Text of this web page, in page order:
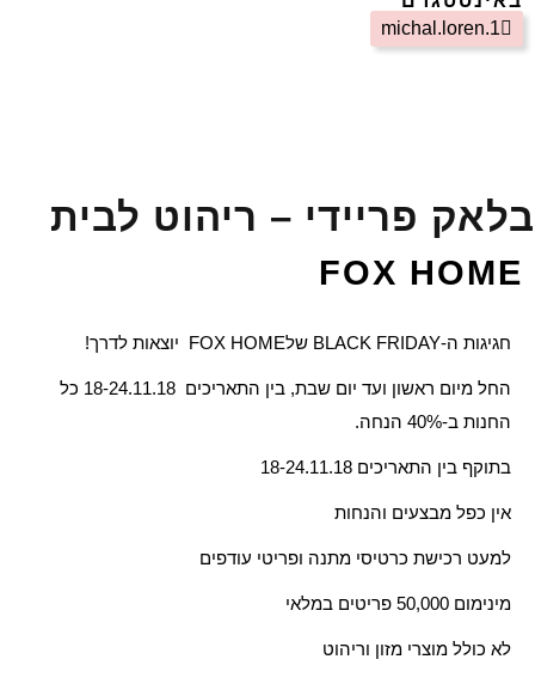
michal.loren.1
בלאק פריידי – ריהוט לבית
FOX HOME
חגיגות ה-BLACK FRIDAY שלFOX HOME יוצאות לדרך!
החל מיום ראשון ועד יום שבת, בין התאריכים 18-24.11.18 כל
החנות ב-40% הנחה.
בתוקף בין התאריכים 18-24.11.18
אין כפל מבצעים והנחות
למעט רכישת כרטיסי מתנה ופריטי עודפים
מינימום 50,000 פריטים במלאי
לא כולל מוצרי מזון וריהוט